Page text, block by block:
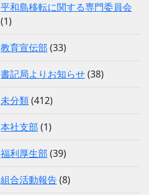
平和島移転に関する専門委員会
(1)
教育宣伝部 (33)
書記局よりお知らせ(38)
未分類(412)
本社支部 (1)
福利厚生部 (39)
組合活動報告(8)